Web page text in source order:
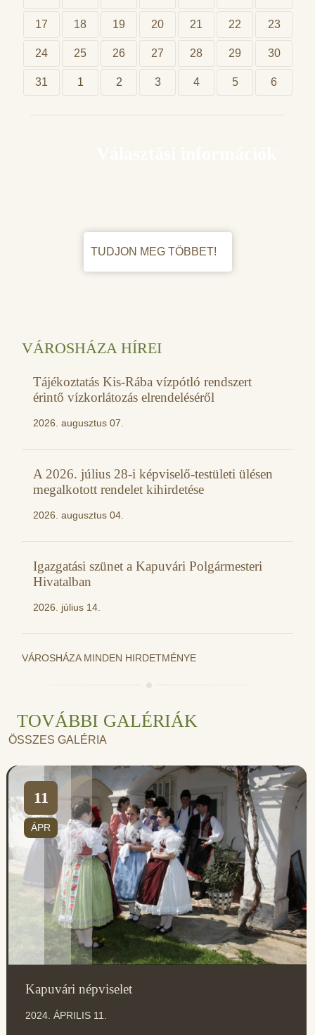
17 18 19 20 21 22 23
24 25 26 27 28 29 30
31 1 2 3 4 5 6
TUDJON MEG TÖBBET!
VÁROSHÁZA HÍREI
Tájékoztatás Kis-Rába vízpótló rendszert
érintő vízkorlátozás elrendeléséről
2026. augusztus 07.
A 2026. július 28-i képviselő-testületi ülésen
megalkotott rendelet kihirdetése
2026. augusztus 04.
Igazgatási szünet a Kapuvári Polgármesteri
Hivatalban
2026. július 14.
VÁROSHÁZA MINDEN HIRDETMÉNYE
TOVÁBBI GALÉRIÁK
ÖSSZES GALÉRIA
11
ÁPR
Kapuvári népviselet
2024. ÁPRILIS 11.